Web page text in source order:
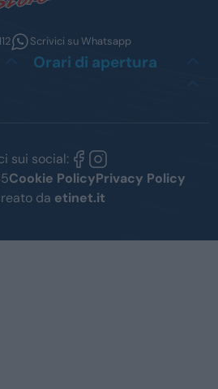
Scrivici su Whatsapp
Orari di apertura
sui social:
Cookie PolicyPrivacy Policy
da etinet.it